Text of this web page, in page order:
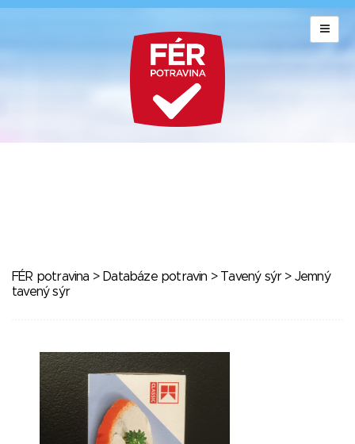
FÉR potravina > Databáze potravin > Tavený sýr> Jemný
tavený sýr